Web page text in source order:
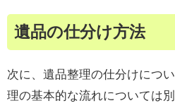
遺品の仕分け方法
次に、遺品整理の仕分けにつ
理の基本的な流れについては